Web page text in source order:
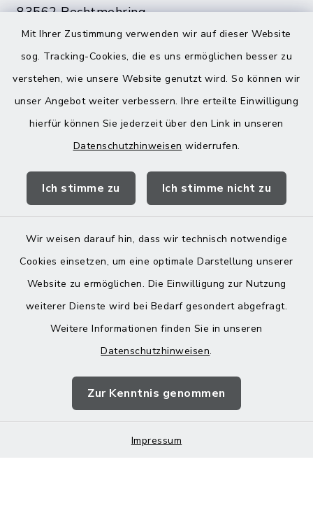
Mit Ihrer Zustimmung verwenden wir auf dieser Website
sog. Tracking-Cookies, die es uns ermöglichen besser zu
verstehen, wie unsere Website genutzt wird. So können wir
unser Angebot weiter verbessern. Ihre erteilte Einwilligung
hierfür können Sie jederzeit über den Link in unseren
Datenschutzhinweisen widerrufen.
Ich stimme zu Ich stimme nicht zu
Wir weisen darauf hin, dass wir technisch notwendige
Cookies einsetzen, um eine optimale Darstellung unserer
Website zu ermöglichen. Die Einwilligung zur Nutzung
weiterer Dienste wird bei Bedarf gesondert abgefragt.
Weitere Informationen finden Sie in unseren
Datenschutzhinweisen.
Zur Kenntnis genommen
Impressum
83562 Rechtmehring
08076 499
08076 8595
poststelle@vg-maitenbeth.de
Landratsamt Mühldorf
Barrierefreiheit
Impressum
Sitemap